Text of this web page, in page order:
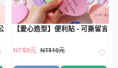
桌迷你綠植
【愛心造型】便利貼 - 可撕留言貼
NT$9元 NT$10元